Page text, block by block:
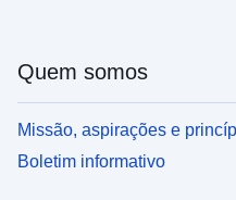
Quem somos
Missão, aspirações e
Boletim informativo